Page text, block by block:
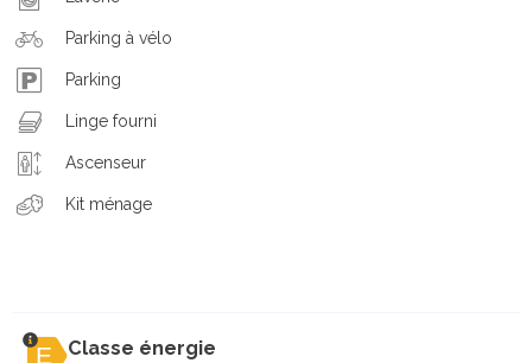
Parking à vélo
Parking
Linge fourni
Ascenseur
Kit ménage
Classe énergie